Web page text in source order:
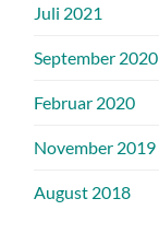
Juli 2021
September 2020
Februar 2020
November 2019
August 2018